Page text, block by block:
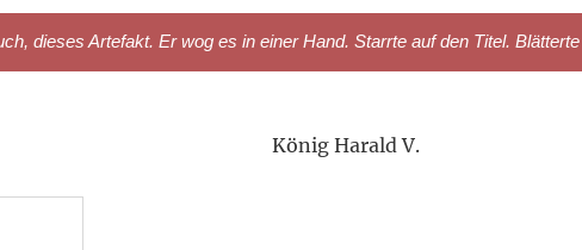
dieses Artefakt. Er wog es in einer Hand. Starrte auf den Titel.
König Harald V.